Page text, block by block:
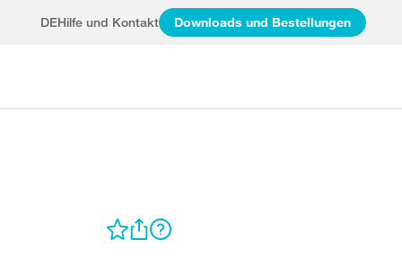
DEHilfe und Kontakt Downloads und Bestellungen